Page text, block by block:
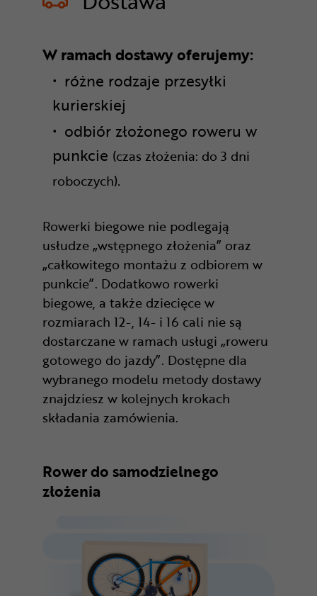
W ramach dostawy oferujemy:
różne rodzaje przesyłki
kurierskiej
odbiór złożonego roweru w
punkcie (czas złożenia: do 3 dni
roboczych).
Rowerki biegowe nie podlegają
usłudze „wstępnego złożenia” oraz
„całkowitego montażu z odbiorem w
punkcie”. Dodatkowo rowerki
biegowe, a także dziecięce w
rozmiarach 12-, 14- i 16 cali nie są
dostarczane w ramach usługi „roweru
gotowego do jazdy”. Dostępne dla
wybranego modelu metody dostawy
znajdziesz w kolejnych krokach
składania zamówienia.
Rower do samodzielnego
złożenia